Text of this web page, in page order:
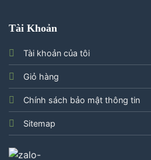
Tài Khoản
Tài khoản của tôi
Giỏ hàng
Chính sách bảo mật thông tin
Sitemap